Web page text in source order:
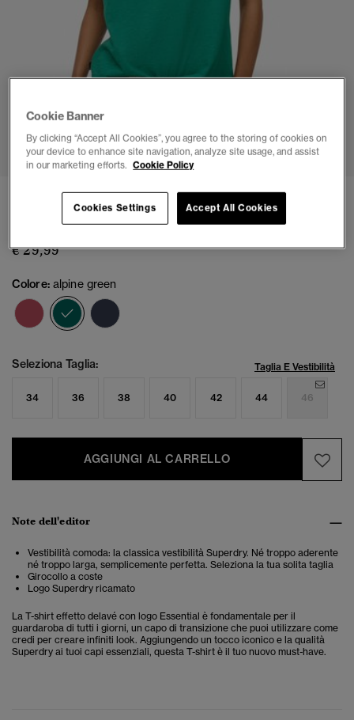
1 2 3 4 5 6
T- shirt Washed con logo Essential
(5)
€ 29,99
Colore: alpine green
selezionato
Seleziona Taglia: Taglia E Vestibilità
34 36 38 40 42 44 46
AGGIUNGI AL CARRELLO
Note dell'editor
Vestibilità comoda: la classica vestibilità Superdry. Né troppo aderente
né troppo larga, semplicemente perfetta. Seleziona la tua solita taglia
Girocollo a coste
Logo Superdry ricamato
La T-shirt effetto delavé con logo Essential è fondamentale per il
guardaroba di tutti i giorni, un capo di transizione che puoi utilizzare come
credi per creare infiniti look. Aggiungendo un tocco iconico e la qualità
Superdry ai tuoi capi essenziali, questa T-shirt è il tuo nuovo must-have.
Cookie Banner
By clicking “Accept All Cookies”, you agree to the storing of cookies on
your device to enhance site navigation, analyze site usage, and assist
in our marketing efforts. Cookie Policy
Cookies Settings Accept All Cookies